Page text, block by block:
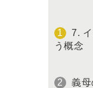
7.
う概念
義